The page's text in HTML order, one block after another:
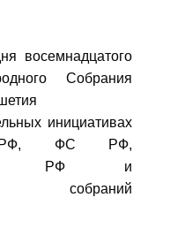
восемнадцатого
Собрания
инициативах
РФ, ФС РФ,
РФ и
собраний